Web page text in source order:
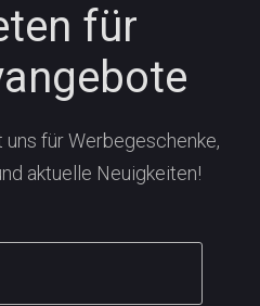
für
für Werbegeschenke,
aktuelle Neuigkeiten!